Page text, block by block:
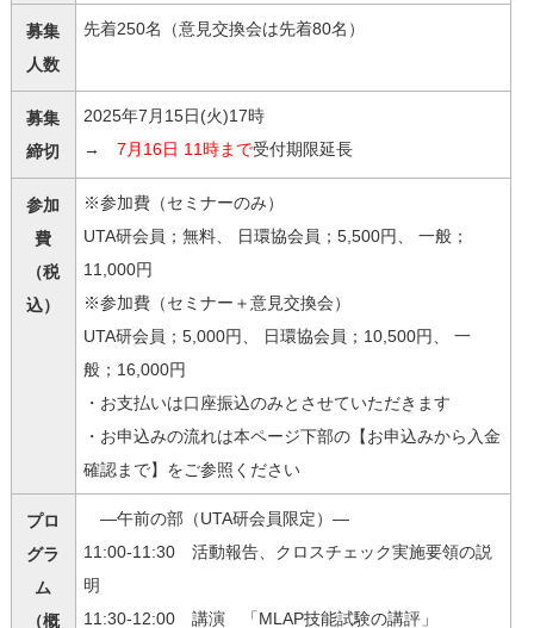
募集
人数
先着250名（意見交換会は先着80名）
募集
締切
2025年7月15日(火)17時
→ 7月16日 11時まで受付期限延長
参加
費
（税
込）
※参加費（セミナーのみ）
UTA研会員；無料、 日環協会員；5,500円、 一般；
11,000円
※参加費（セミナー＋意見交換会）
UTA研会員；5,000円、 日環協会員；10,500円、 一
般；16,000円
・お支払いは口座振込のみとさせていただきます
・お申込みの流れは本ページ下部の【お申込みから入金
確認まで】をご参照ください
プロ
グラ
ム
（概
―午前の部（UTA研会員限定）―
11:00-11:30 活動報告、クロスチェック実施要領の説
明
11:30-12:00 講演 「MLAP技能試験の講評」